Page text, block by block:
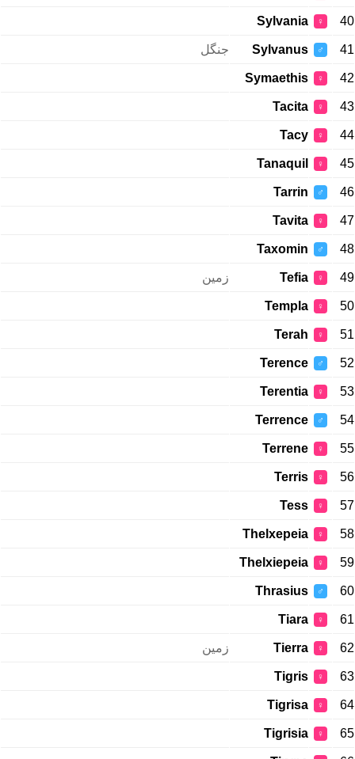
40
♀
Sylvania
41
♂
Sylvanus جنگل
42
♀
Symaethis
43
♀
Tacita
44
♀
Tacy
45
♀
Tanaquil
46
♂
Tarrin
47
♀
Tavita
48
♂
Taxomin
49
♀
Tefia زمین
50
♀
Templa
51
♀
Terah
52
♂
Terence
53
♀
Terentia
54
♂
Terrence
55
♀
Terrene
56
♀
Terris
57
♀
Tess
58
♀
Thelxepeia
59
♀
Thelxiepeia
60
♂
Thrasius
61
♀
Tiara
62
♀
Tierra زمین
63
♀
Tigris
64
♀
Tigrisa
65
♀
Tigrisia